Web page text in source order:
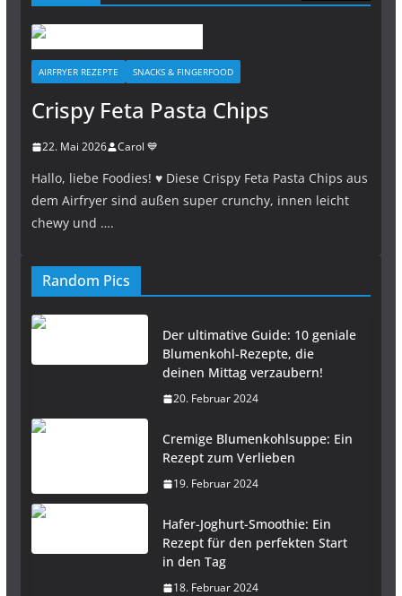
AIRFRYER REZEPTE SNACKS & FINGERFOOD
Crispy Feta Pasta Chips
22. Mai 2026 Carol 💙
Hallo, liebe Foodies! ♥︎ Diese Crispy Feta Pasta Chips aus
dem Airfryer sind außen super crunchy, innen leicht
chewy und ….
Random Pics
Der ultimative Guide: 10 geniale
Blumenkohl-Rezepte, die
deinen Mittag verzaubern!
20. Februar 2024
Cremige Blumenkohlsuppe: Ein
Rezept zum Verlieben
19. Februar 2024
Hafer-Joghurt-Smoothie: Ein
Rezept für den perfekten Start
in den Tag
18. Februar 2024